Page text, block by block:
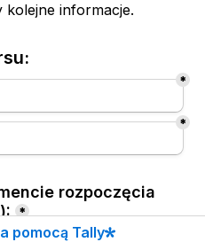
kolejne informacje.
*
*
rozpoczęcia
*
pomocą Tally